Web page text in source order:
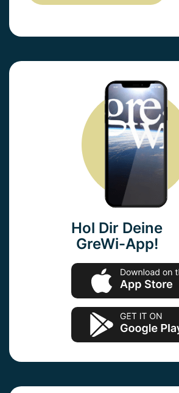
Hol Dir Deine
GreWi-App!